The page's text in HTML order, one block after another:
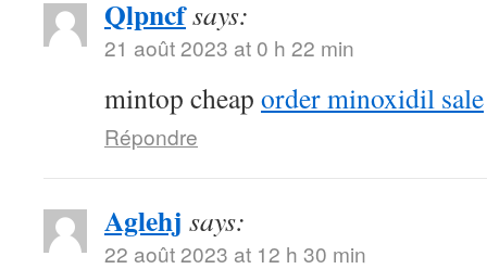
Qlpncfsays:
21 août 2023 at 0 h 22 min
mintop cheap order minoxidil sale
Répondre
Aglehj says:
22 août 2023 at 12 h 30 min